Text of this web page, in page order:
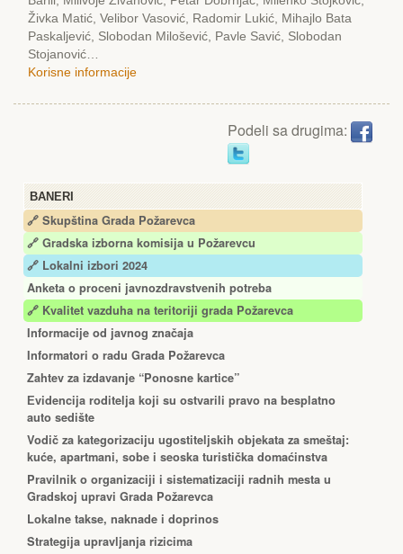
BANERI
🔗 Skupština Grada Požarevca
🔗 Gradska izborna komisija u Požarevcu
🔗 Lokalni izbori 2024
Anketa o proceni javnozdravstvenih potreba
🔗 Kvalitet vazduha na teritoriji grada Požarevca
Informacije od javnog značaja
Informatori o radu Grada Požarevca
Zahtev za izdavanje “Ponosne kartice”
Еvidencija roditelja koji su ostvarili pravo na besplatno
auto sedište
Vodič za kategorizaciju ugostiteljskih objekata za smeštaj:
kuće, apartmani, sobe i seoska turistička domaćinstva
Pravilnik o organizaciji i sistematizaciji radnih mesta u
Gradskoj upravi Grada Požarevca
Lokalne takse, naknade i doprinos
Strategija upravljanja rizicima
Živka Matić, Velibor Vasović, Radomir Lukić, Mihajlo Bata
Paskaljević, Slobodan Milošević, Pavle Savić, Slobodan
Stojanović…
Korisne informacije
Podeli sa drugima: